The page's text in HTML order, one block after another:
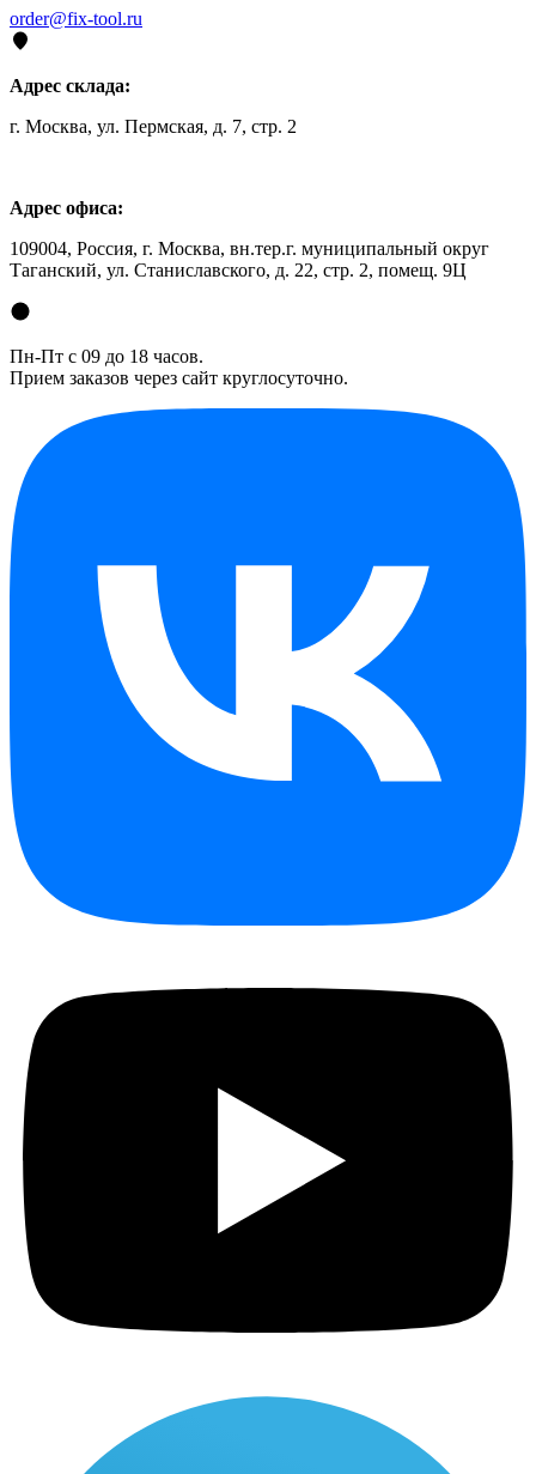
order@fix-tool.ru
Адрес склада:
г. Москва, ул. Пермская, д. 7, стр. 2
Адрес офиса:
109004, Россия, г. Москва, вн.тер.г. муниципальный округ
Таганский, ул. Станиславского, д. 22, стр. 2, помещ. 9Ц
Пн-Пт с 09 до 18 часов.
Прием заказов через сайт круглосуточно.